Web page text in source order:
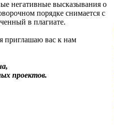
негативные высказывания о
порядке снимается с
в плагиате.
приглашаю вас к нам
проектов.